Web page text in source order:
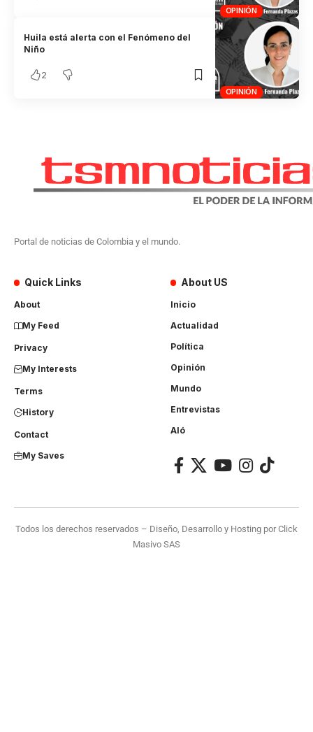
OPINIÓN
OPINIÓN
Huila está alerta con el Fenómeno del
Niño
2
Portal de noticias de Colombia y el mundo.
Quick Links
About
My Feed
Privacy
My Interests
Terms
History
Contact
My Saves
About US
Inicio
Actualidad
Política
Opinión
Mundo
Entrevistas
Aló
Todos los derechos reservados – Diseño, Desarrollo y Hosting porClick
Masivo SAS